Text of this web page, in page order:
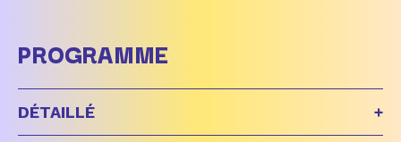
PROGRAMME
DÉTAILLÉ +